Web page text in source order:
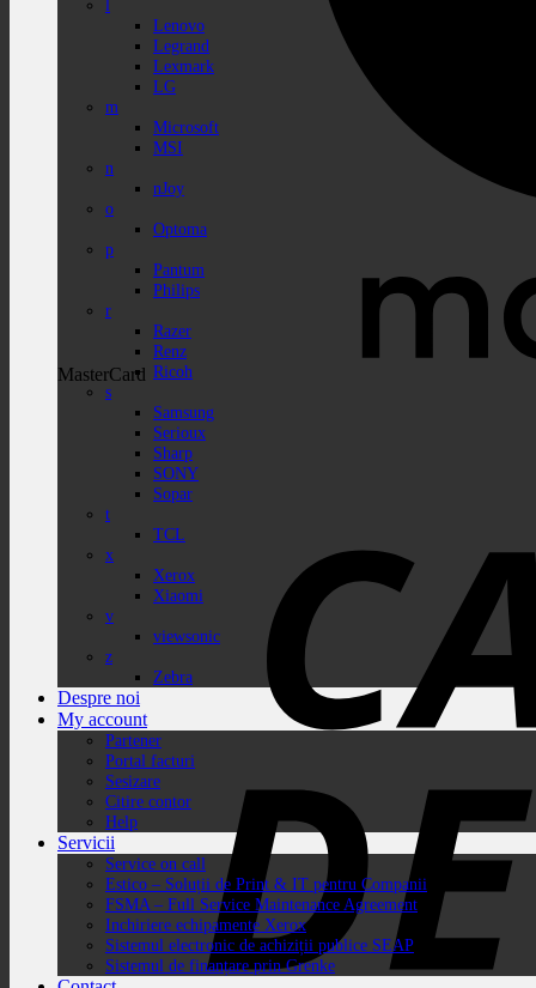
MasterCard
l
Lenovo
Legrand
Lexmark
LG
m
Microsoft
MSI
n
nJoy
o
Optoma
p
Pantum
Philips
r
Razer
Renz
Ricoh
s
Samsung
Serioux
Sharp
SONY
Sopar
t
TCL
x
Xerox
Xiaomi
v
viewsonic
z
Zebra
Despre noi
My account
Partener
Portal facturi
Sesizare
Citire contor
Help
Servicii
Service on call
Estico – Soluții de Print & IT pentru Companii
FSMA – Full Service Maintenance Agreement
Inchiriere echipamente Xerox
Sistemul electronic de achiziții publice SEAP
Sistemul de finanțare prin Grenke